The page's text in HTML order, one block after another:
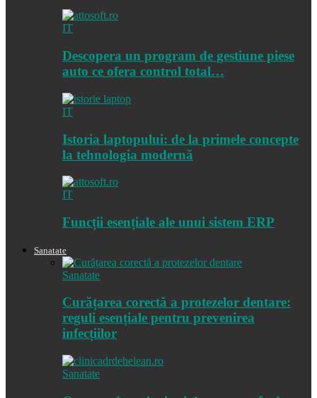
IT
Descopera un program de gestiune piese
auto ce ofera control total…
IT
Istoria laptopului: de la primele concepte
la tehnologia modernă
IT
Funcții esențiale ale unui sistem ERP
Sanatate
Sanatate
Curățarea corectă a protezelor dentare:
reguli esențiale pentru prevenirea
infecțiilor
Sanatate